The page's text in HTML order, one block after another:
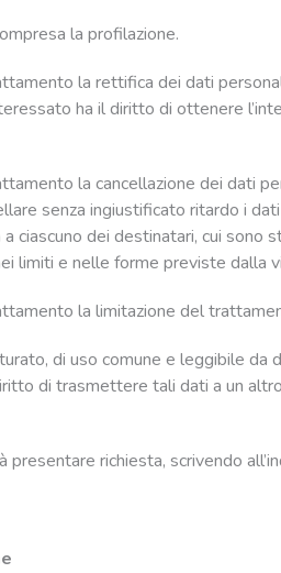
la profilazione.
la rettifica dei dati
ha il diritto di ottenere
la cancellazione dei dati
senza ingiustificato ritardo i
dei destinatari, cui sono
limiti e nelle forme previste dalla
la limitazione del
di uso comune e leggibile
di trasmettere tali dati a un
richiesta, scrivendo